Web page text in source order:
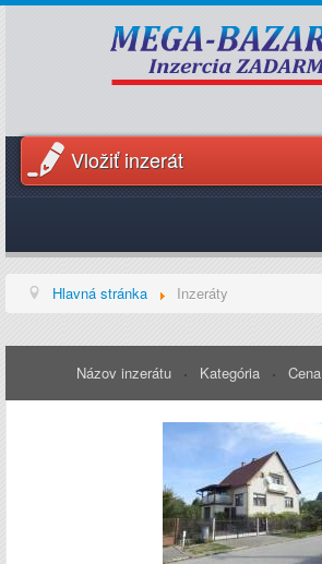
Vložiť inzerát
Hlavná stránka Inzeráty
Názov inzerátu Kategória Cena